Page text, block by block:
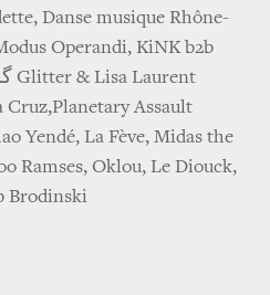
Danse musique Rhône-
Operandi, KiNK b2b
Cruz,Planetary Assault
Yendé, La Fève, Midas the
Ramses, Oklou, Le Diouck,
Brodinski